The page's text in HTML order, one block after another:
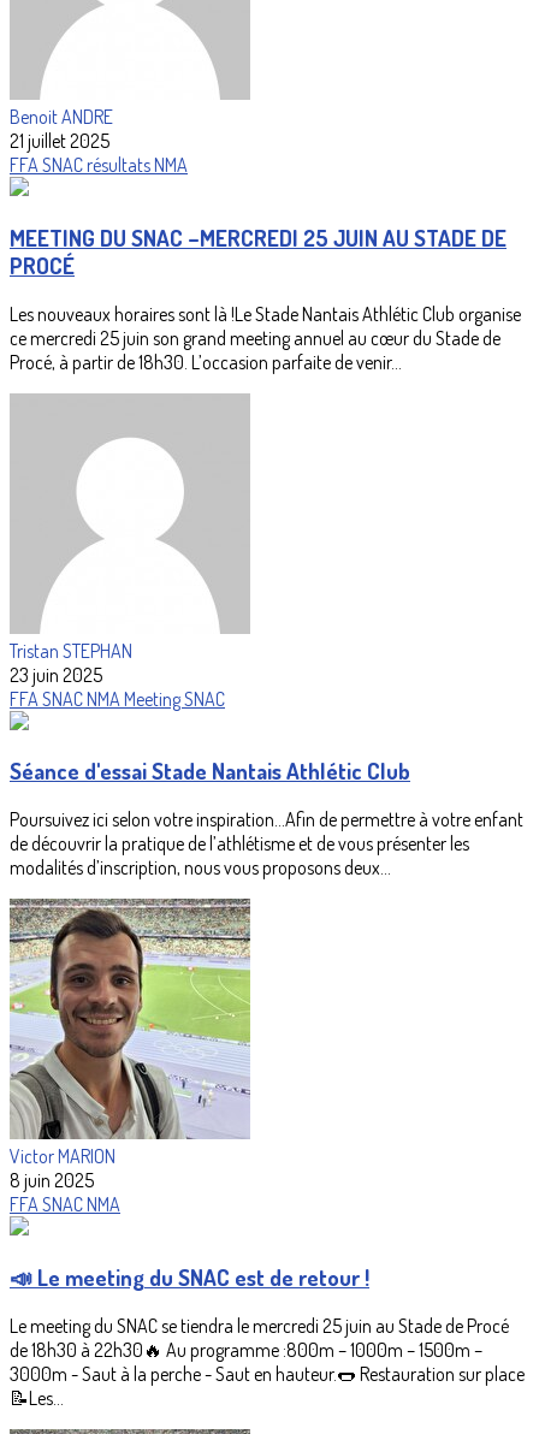
Benoit ANDRE
21 juillet 2025
FFASNACrésultatsNMA
MEETING DU SNAC –MERCREDI 25 JUIN AU STADE DE
PROCÉ
Les nouveaux horaires sont là !Le Stade Nantais Athlétic Club organise
ce mercredi 25 juin son grand meeting annuel au cœur du Stade de
Procé, à partir de 18h30. L’occasion parfaite de venir...
Tristan STEPHAN
23 juin 2025
FFA SNACNMA Meeting SNAC
Séance d'essai Stade Nantais Athlétic Club
Poursuivez ici selon votre inspiration...Afin de permettre à votre enfant
de découvrir la pratique de l’athlétisme et de vous présenter les
modalités d’inscription, nous vous proposons deux...
Victor MARION
8 juin 2025
FFASNACNMA
📣 Le meeting du SNAC est de retour !
Le meeting du SNAC se tiendra le mercredi 25 juin au Stade de Procé
de 18h30 à 22h30🔥 Au programme :800m – 1000m – 1500m –
3000m - Saut à la perche - Saut en hauteur.🌭 Restauration sur place
📝Les...